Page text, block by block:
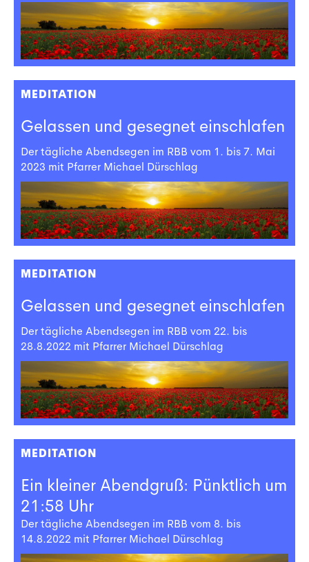
MEDITATION
Gelassen und gesegnet einschlafen
Der tägliche Abendsegen im RBB vom 1. bis 7. Mai
2023 mit Pfarrer Michael Dürschlag
MEDITATION
Gelassen und gesegnet einschlafen
Der tägliche Abendsegen im RBB vom 22. bis
28.8.2022 mit Pfarrer Michael Dürschlag
MEDITATION
Ein kleiner Abendgruß: Pünktlich um
21:58 Uhr
Der tägliche Abendsegen im RBB vom 8. bis
14.8.2022 mit Pfarrer Michael Dürschlag